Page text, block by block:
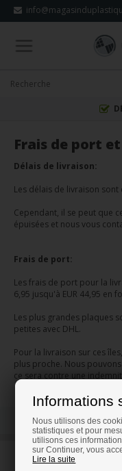
Informations
Nous utilisons des
statistiques et pour
utilisons ces
sur Continuer, vous
Lire la suite
Frais de port
Délais de livraison:
Les délais de livraison
Cependant, il se peut que
épuisées et nous vous
Frais de port:
Les frais de port pour la
6,95 jusqu'à EUR 44,95 en
Les plus grandes plaques
petites avec DHL.
Pour la livraison sur ces
plus proche. Nous
ce sera contre une